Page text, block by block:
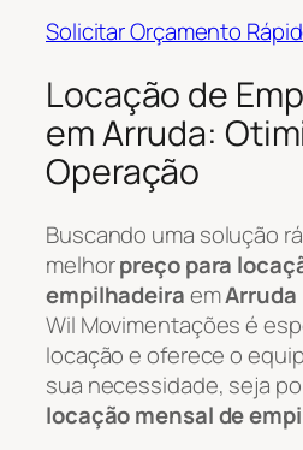
Solicitar Orçamento
Locação de
em Arruda:
Operação
Buscando uma solução
melhorpreço para
empilhadeiraemArruda
Wil Movimentações é
locação e oferece o
sua necessidade, seja
locação mensal de